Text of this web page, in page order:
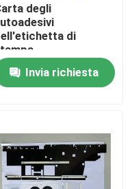
cartone
degli
di
vinile/PVC
Surface
Finishing lucido
Invia richiesta